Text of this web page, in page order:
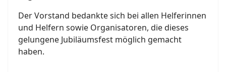
Der Vorstand bedankte sich bei allen Helferinnen
und Helfern sowie Organisatoren, die dieses
gelungene Jubiläumsfest möglich gemacht
haben.